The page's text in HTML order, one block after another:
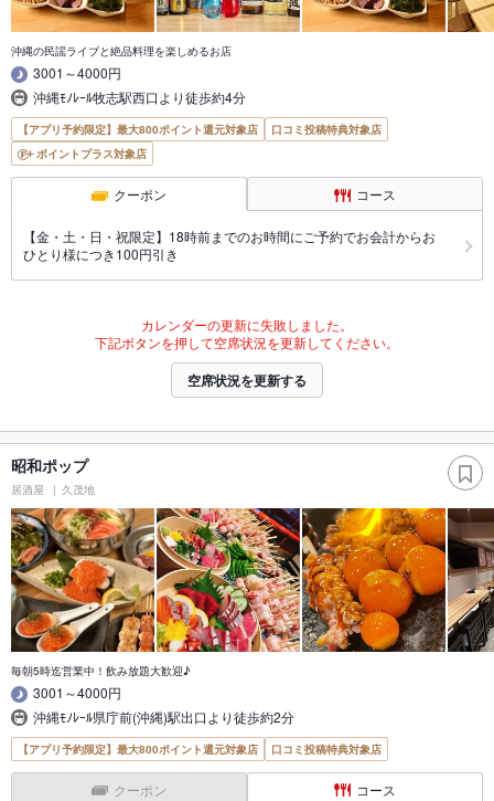
沖縄の民謡ライブと絶品料理を楽しめるお店
3001～4000円
沖縄ﾓﾉﾚｰﾙ牧志駅西口より徒歩約4分
【アプリ予約限定】最大800ポイント還元対象店
口コミ投稿特典対象店
ポイントプラス対象店
クーポン コース
【金・土・日・祝限定】18時前までのお時間にご予約でお会計からお
ひとり様につき100円引き
カレンダーの更新に失敗しました。
下記ボタンを押して空席状況を更新してください。
空席状況を更新する
昭和ポップ
居酒屋 久茂地
毎朝5時迄営業中！飲み放題大歓迎♪
3001～4000円
沖縄ﾓﾉﾚｰﾙ県庁前(沖縄)駅出口より徒歩約2分
【アプリ予約限定】最大800ポイント還元対象店 口コミ投稿特典対象店
クーポン コース